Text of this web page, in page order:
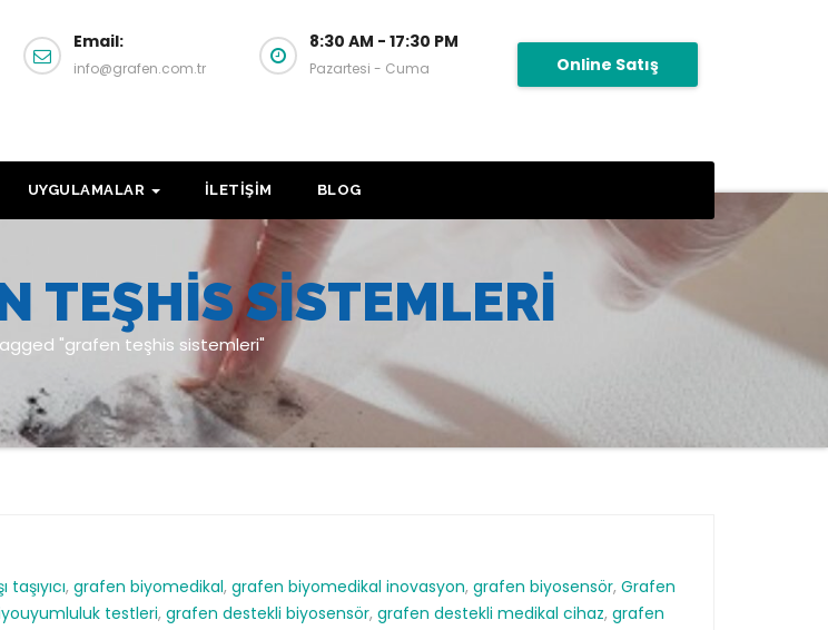
Email:
info@grafen.com.tr
8:30 AM - 17:30 PM
Pazartesi - Cuma Online Satış
UYGULAMALAR İLETİŞİM BLOG
TEŞHIS SISTEMLERI
"grafen teşhis sistemleri"
, grafen biyomedikal, grafen biyomedikal inovasyon, grafen biyosensör, Grafen
testleri, grafen destekli biyosensör, grafen destekli medikal cihaz, grafen